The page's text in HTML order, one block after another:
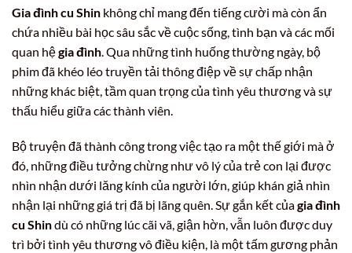
Gia đình cu Shin không chỉ mang đến tiếng cười mà còn ẩn
chứa nhiều bài học sâu sắc về cuộc sống, tình bạn và các mối
quan hệgia đình . Qua những tình huống thường ngày, bộ
phim đã khéo léo truyền tải thông điệp về sự chấp nhận
những khác biệt, tầm quan trọng của tình yêu thương và sự
thấu hiểu giữa các thành viên.
Bộ truyện đã thành công trong việc tạo ra một thế giới mà ở
đó, những điều tưởng chừng như vô lý của trẻ con lại được
nhìn nhận dưới lăng kính của người lớn, giúp khán giả nhìn
nhận lại những giá trị đã bị lãng quên. Sự gắn kết củagia đình
cu Shindù có những lúc cãi vã, giận hờn, vẫn luôn được duy
trì bởi tình yêu thương vô điều kiện, là một tấm gương phản